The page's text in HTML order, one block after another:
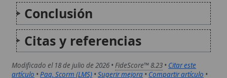
El catolicismo actual en Argentina
El catolicismo en Argentina se entiende mejor como
una realidad numerosa, territorialmente amplia y
profundamente inculturada: conviven una Iglesia con
religiosidad popular que da cohesión social y una
evangelización que busca responder a...